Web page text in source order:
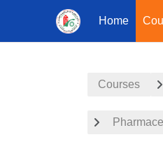
Home
Courses